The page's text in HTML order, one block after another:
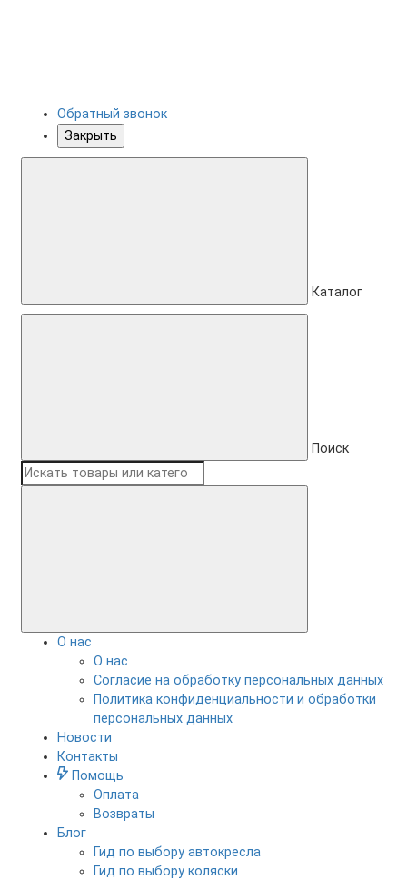
Обратный звонок
Закрыть
Каталог
Поиск
О нас
О нас
Согласие на обработку персональных данных
Политика конфиденциальности и обработки
персональных данных
Новости
Контакты
Помощь
Оплата
Возвраты
Блог
Гид по выбору автокресла
Гид по выбору коляски